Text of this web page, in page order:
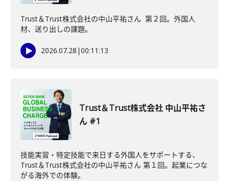
Trust＆Trust株式会社の中山平祐さん 第２回。外国人
材、送り出しの課題。
2026.07.28 |00:11:13
Trust＆Trust株式会社 中山平祐さ
ん #1
技能実習・特定技能で来日する外国人をサポートする、
Trust＆Trust株式会社の中山平祐さん 第１回。起業につな
がる海外での体験。